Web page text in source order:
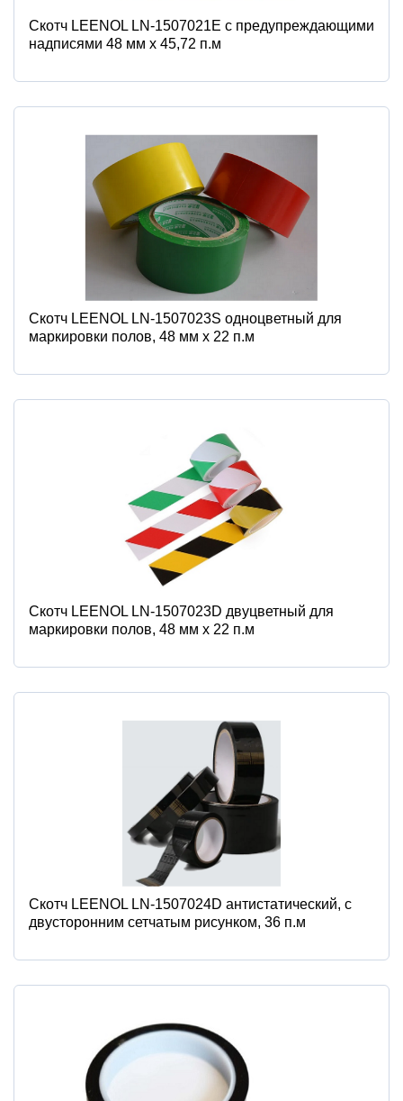
Скотч LEENOL LN-1507021E с предупреждающими
надписями 48 мм х 45,72 п.м
Скотч LEENOL LN-1507023S одноцветный для
маркировки полов, 48 мм х 22 п.м
Скотч LEENOL LN-1507023D двуцветный для
маркировки полов, 48 мм х 22 п.м
Скотч LEENOL LN-1507024D антистатический, c
двусторонним сетчатым рисунком, 36 п.м